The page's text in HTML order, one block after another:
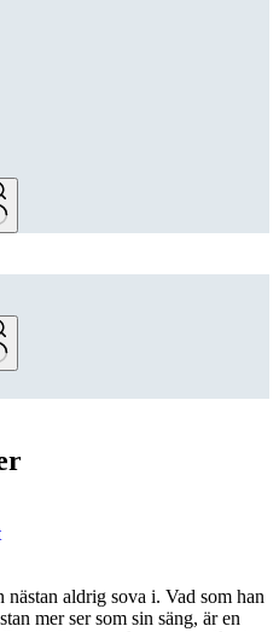
aldrig sova i. Vad som han
mer ser som sin säng, är en